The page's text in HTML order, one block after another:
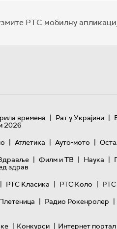
РТС мобилну
времена | Рат у Украјини |
2026
| Атлетика | Ауто-мото |
| Филм и ТВ | Наука |
здрав
| РТС Класика | РТС Коло | РТС
| Радио Рокенролер |
| Конкурси | Интернет портал